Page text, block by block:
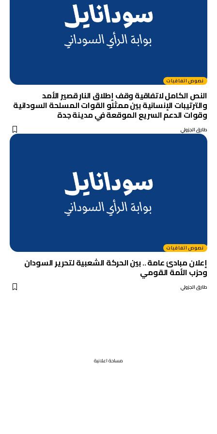
نصوص اتفاقيات
النص الكامل لاتفاقية وقف إطلاق النار قصير الأمد
والترتيبات الإنسانية بين ممثلو القوات المسلحة السودانية
وقوات الدعم السريع الموقعة في مدينة جدة
طارق الجزولي
نصوص اتفاقيات
إعلان مبادئ عامة .. بين الحركة الشعبية لتحرير السودان
وحزب الأمة القومي
طارق الجزولي
مساحة اعلانية